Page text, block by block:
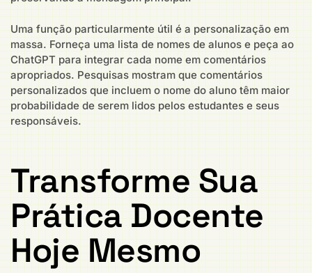
Uma função particularmente útil é a personalização em
massa. Forneça uma lista de nomes de alunos e peça ao
ChatGPT para integrar cada nome em comentários
apropriados. Pesquisas mostram que comentários
personalizados que incluem o nome do aluno têm maior
probabilidade de serem lidos pelos estudantes e seus
responsáveis.
Transforme Sua
Prática Docente
Hoje Mesmo